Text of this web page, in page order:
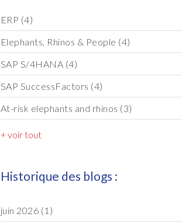
ERP (4)
Elephants, Rhinos & People (4)
SAP S/4HANA (4)
SAP SuccessFactors (4)
At-risk elephants and rhinos (3)
+ voir tout
Historique des blogs :
juin 2026 (1)